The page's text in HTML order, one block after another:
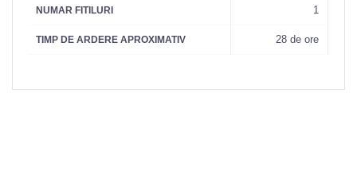
NUMAR FITILURI 1
TIMP DE ARDERE APROXIMATIV 28 de ore